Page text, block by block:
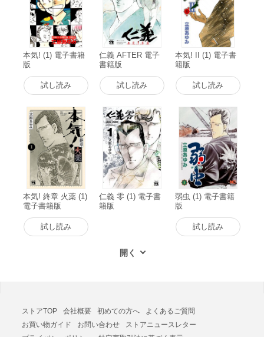
本気! (1) 電子書籍
版
試し読み
仁義 AFTER 電子
書籍版
試し読み
本気! II (1) 電子書
籍版
試し読み
本気! 終章 火薬 (1)
電子書籍版
試し読み
仁義 零 (1) 電子書
籍版
弱虫 (1) 電子書籍
版
試し読み
ストアTOP 会社概要 初めての方へ
よくあるご質問
お買い物ガイド
お問い合わせ
ストアニュースレター